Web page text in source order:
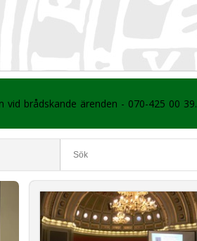
brådskande ärenden - 070-425 00 39.